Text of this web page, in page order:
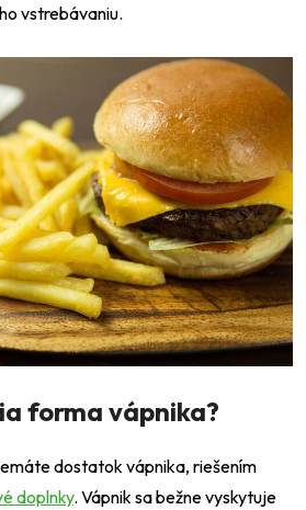
vstrebávaniu.
forma vápnika?
dostatok vápnika, riešením
doplnky. Vápnik sa bežne vyskytuje